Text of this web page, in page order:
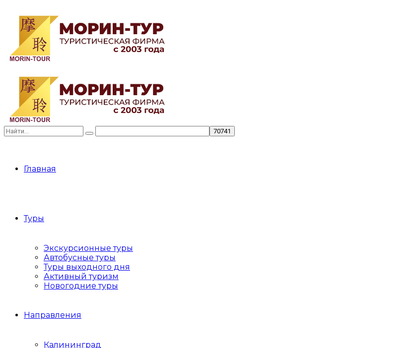
Главная
Туры
Экскурсионные туры
Автобусные туры
Туры выходного дня
Активный туризм
Новогодние туры
Направления
Калининград